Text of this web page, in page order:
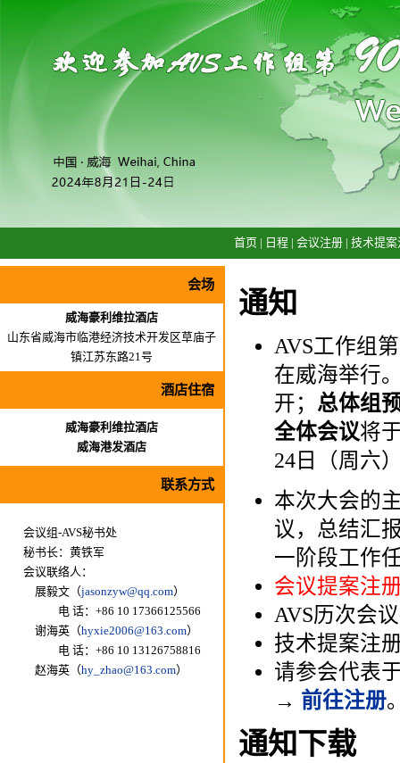
首页 | 日程 | 会议注册 | 技术提案
会场
威海豪利维拉酒店
山东省威海市临港经济技术开发区草庙子
镇江苏东路21号
酒店住宿
威海豪利维拉酒店
威海港发酒店
联系方式
会议组-AVS秘书处
秘书长：黄铁军
会议联络人：
展毅文（jasonzyw@qq.com）
电 话：+86 10 17366125566
谢海英（hyxie2006@163.com）
电 话：+86 10 13126758816
赵海英（hy_zhao@163.com）
通知
AVS工作组
在威海举行
开； 总体组
全体会议将
24日（周六
本次大会的
议，总结汇
一阶段工作
会议提案注
AVS历次会
技术提案注
请参会代表
→ 前往注册
通知下载